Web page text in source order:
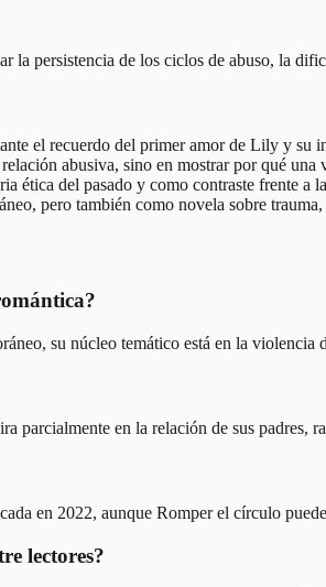
la persistencia de los ciclos de abuso, la
el recuerdo del primer amor de Lily y su
abusiva, sino en mostrar por qué
ética del pasado y como contraste frente
pero también como novela sobre
su núcleo temático está en la
parcialmente en la relación de sus padres,
en 2022, aunque Romper el círculo
lectores?